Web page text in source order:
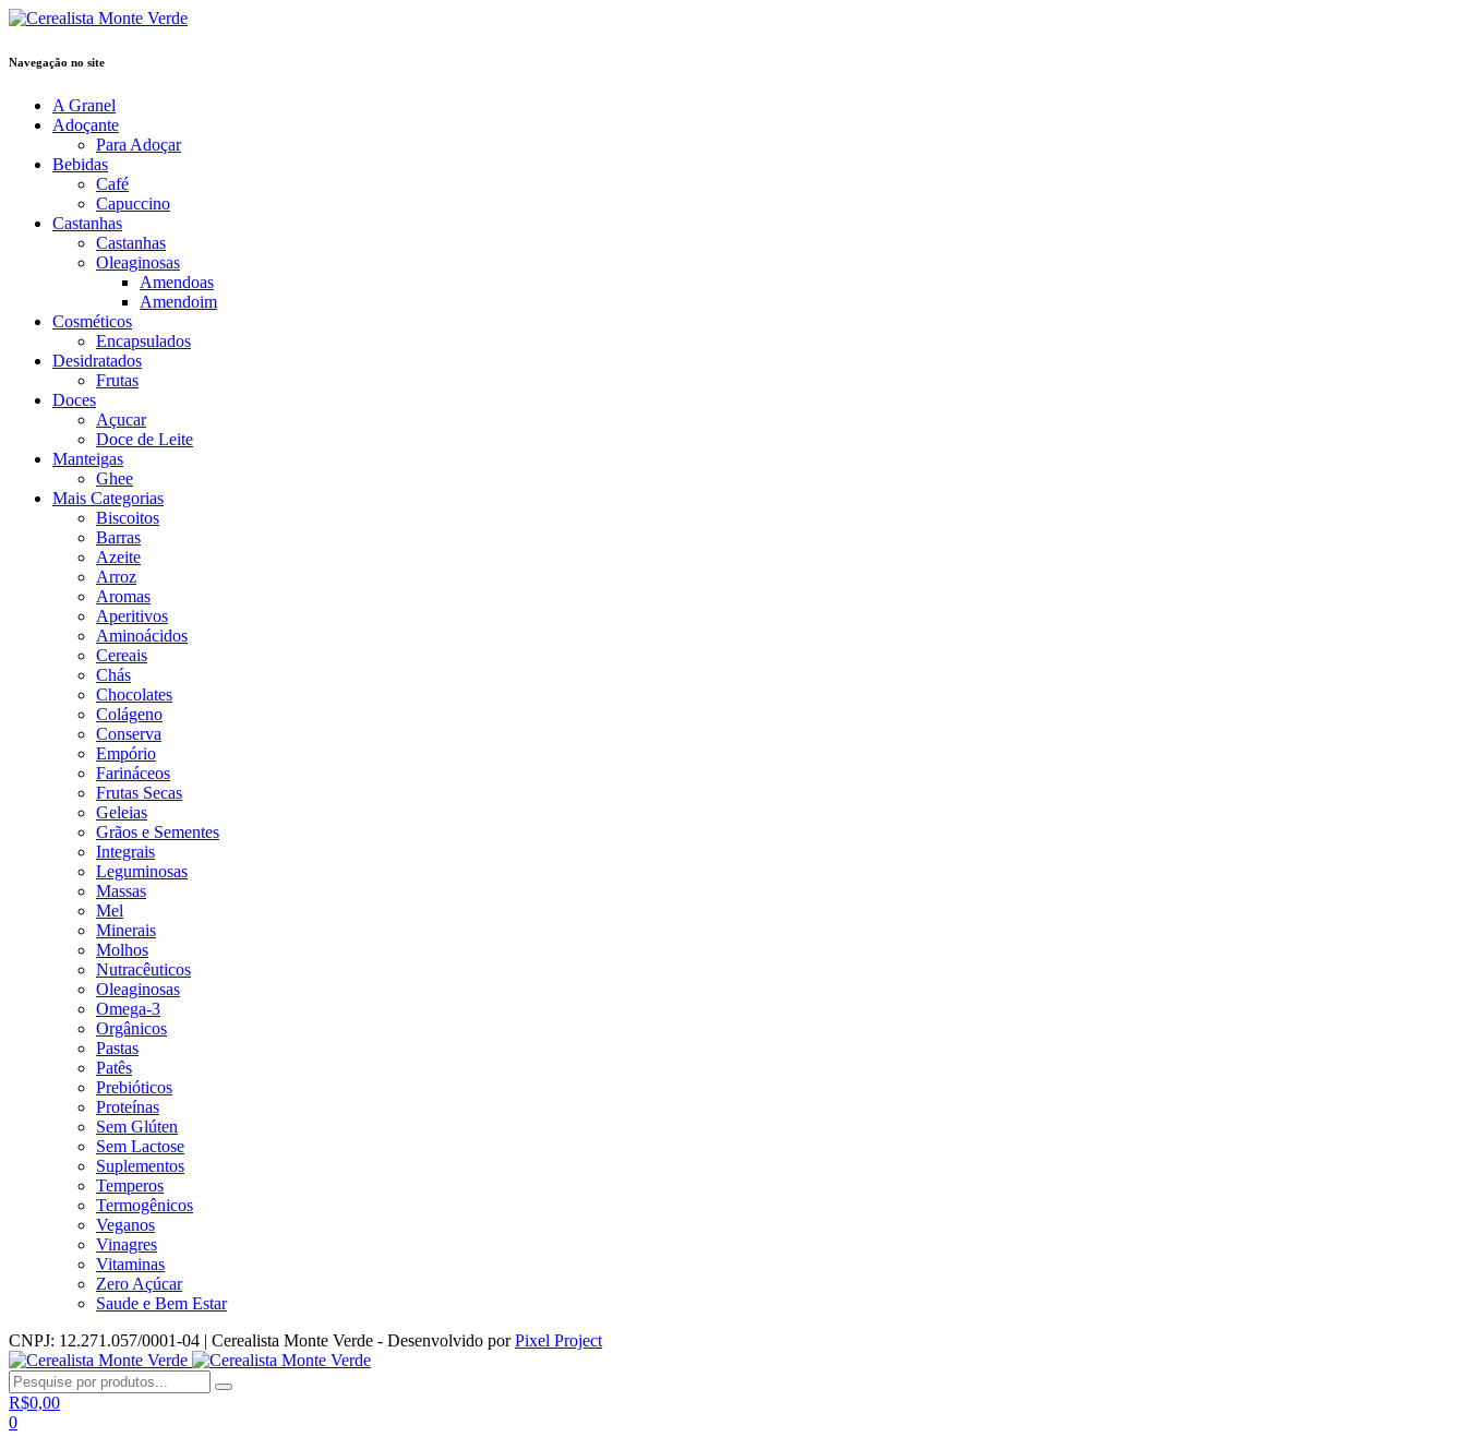
Navegação no site
A Granel
Adoçante
Para Adoçar
Bebidas
Café
Capuccino
Castanhas
Castanhas
Oleaginosas
Amendoas
Amendoim
Cosméticos
Encapsulados
Desidratados
Frutas
Doces
Açucar
Doce de Leite
Manteigas
Ghee
Mais Categorias
Biscoitos
Barras
Azeite
Arroz
Aromas
Aperitivos
Aminoácidos
Cereais
Chás
Chocolates
Colágeno
Conserva
Empório
Farináceos
Frutas Secas
Geleias
Grãos e Sementes
Integrais
Leguminosas
Massas
Mel
Minerais
Molhos
Nutracêuticos
Oleaginosas
Omega-3
Orgânicos
Pastas
Patês
Prebióticos
Proteínas
Sem Glúten
Sem Lactose
Suplementos
Temperos
Termogênicos
Veganos
Vinagres
Vitaminas
Zero Açúcar
Saude e Bem Estar
CNPJ: 12.271.057/0001-04 | Cerealista Monte Verde - Desenvolvido porPixel Project
R$0,00
0